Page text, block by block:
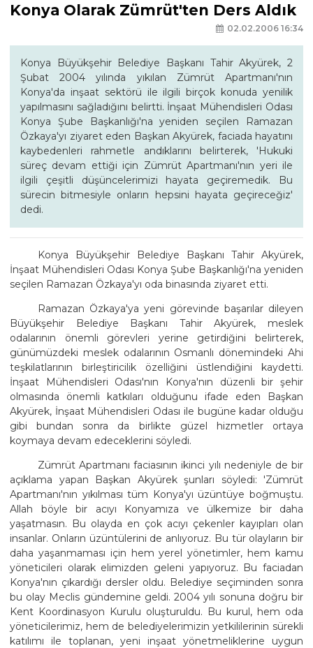
Konya Olarak Zümrüt'ten Ders Aldık
02.02.2006 16:34
Konya Büyükşehir Belediye Başkanı Tahir Akyürek, 2
Şubat 2004 yılında yıkılan Zümrüt Apartmanı'nın
Konya'da inşaat sektörü ile ilgili birçok konuda yenilik
yapılmasını sağladığını belirtti. İnşaat Mühendisleri Odası
Konya Şube Başkanlığı'na yeniden seçilen Ramazan
Özkaya'yı ziyaret eden Başkan Akyürek, faciada hayatını
kaybedenleri rahmetle andıklarını belirterek, 'Hukuki
süreç devam ettiği için Zümrüt Apartmanı'nın yeri ile
ilgili çeşitli düşüncelerimizi hayata geçiremedik. Bu
sürecin bitmesiyle onların hepsini hayata geçireceğiz'
dedi.
Konya Büyükşehir Belediye Başkanı Tahir Akyürek,
İnşaat Mühendisleri Odası Konya Şube Başkanlığı'na yeniden
seçilen Ramazan Özkaya'yı oda binasında ziyaret etti.
Ramazan Özkaya'ya yeni görevinde başarılar dileyen
Büyükşehir Belediye Başkanı Tahir Akyürek, meslek
odalarının önemli görevleri yerine getirdiğini belirterek,
günümüzdeki meslek odalarının Osmanlı dönemindeki Ahi
teşkilatlarının birleştiricilik özelliğini üstlendiğini kaydetti.
İnşaat Mühendisleri Odası'nın Konya'nın düzenli bir şehir
olmasında önemli katkıları olduğunu ifade eden Başkan
Akyürek, İnşaat Mühendisleri Odası ile bugüne kadar olduğu
gibi bundan sonra da birlikte güzel hizmetler ortaya
koymaya devam edeceklerini söyledi.
Zümrüt Apartmanı faciasının ikinci yılı nedeniyle de bir
açıklama yapan Başkan Akyürek şunları söyledi: 'Zümrüt
Apartmanı'nın yıkılması tüm Konya'yı üzüntüye boğmuştu.
Allah böyle bir acıyı Konyamıza ve ülkemize bir daha
yaşatmasın. Bu olayda en çok acıyı çekenler kayıpları olan
insanlar. Onların üzüntülerini de anlıyoruz. Bu tür olayların bir
daha yaşanmaması için hem yerel yönetimler, hem kamu
yöneticileri olarak elimizden geleni yapıyoruz. Bu faciadan
Konya'nın çıkardığı dersler oldu. Belediye seçiminden sonra
bu olay Meclis gündemine geldi. 2004 yılı sonuna doğru bir
Kent Koordinasyon Kurulu oluşturuldu. Bu kurul, hem oda
yöneticilerimiz, hem de belediyelerimizin yetkililerinin sürekli
katılımı ile toplanan, yeni inşaat yönetmeliklerine uygun